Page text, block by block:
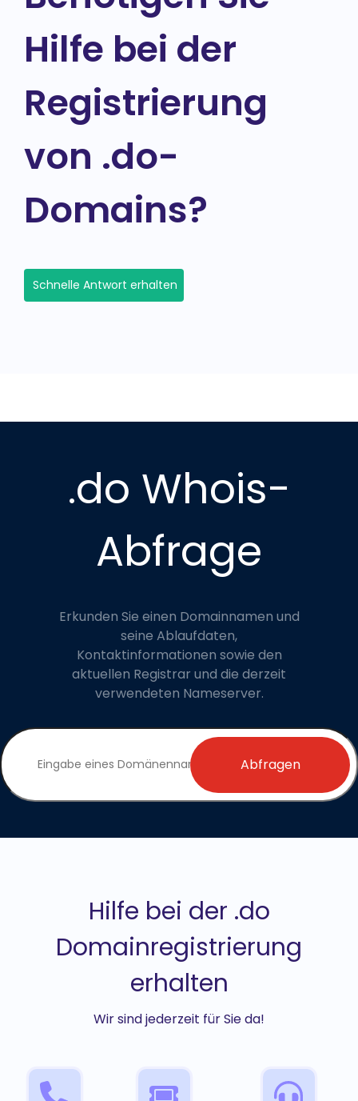
Hilfe bei der
Registrierung
von .do-
Domains?
Schnelle Antwort erhalten
.do Whois-
Abfrage
Erkunden Sie einen Domainnamen und
seine Ablaufdaten,
Kontaktinformationen sowie den
aktuellen Registrar und die derzeit
verwendeten Nameserver.
Abfragen
Hilfe bei der .do
Domainregistrierung
erhalten
Wir sind jederzeit für Sie da!